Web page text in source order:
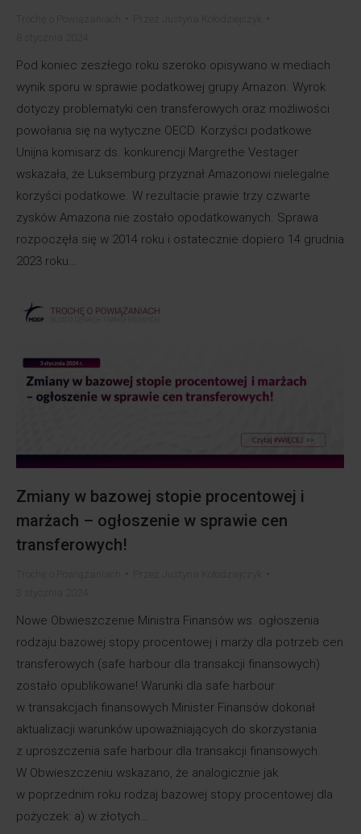
Pod koniec zeszłego roku szeroko opisywano w mediach
wynik sporu w sprawie podatkowej grupy Amazon. Wyrok
dotyczy problematyki cen transferowych oraz możliwości
powołania się na wytyczne OECD. Korzyści podatkowe
Unijna komisarz ds. konkurencji Margrethe Vestager
wskazała, że Luksemburg przyznał Amazonowi nielegalne
korzyści podatkowe. W rezultacie prawie trzy czwarte
zysków Amazona nie zostało opodatkowanych. Sprawa
rozpoczęła się w 2014 roku i ostatecznie dopiero 14 grudnia
2023 roku…
Zmiany w bazowej stopie procentowej i
marżach – ogłoszenie w sprawie cen
transferowych!
Nowe Obwieszczenie Ministra Finansów ws. ogłoszenia
rodzaju bazowej stopy procentowej i marży dla potrzeb cen
transferowych (safe harbour dla transakcji finansowych)
zostało opublikowane! Warunki dla safe harbour
w transakcjach finansowych Minister Finansów dokonał
aktualizacji warunków upoważniających do skorzystania
z uproszczenia safe harbour dla transakcji finansowych.
W Obwieszczeniu wskazano, że analogicznie jak
w poprzednim roku rodzaj bazowej stopy procentowej dla
pożyczek: a) w złotych…